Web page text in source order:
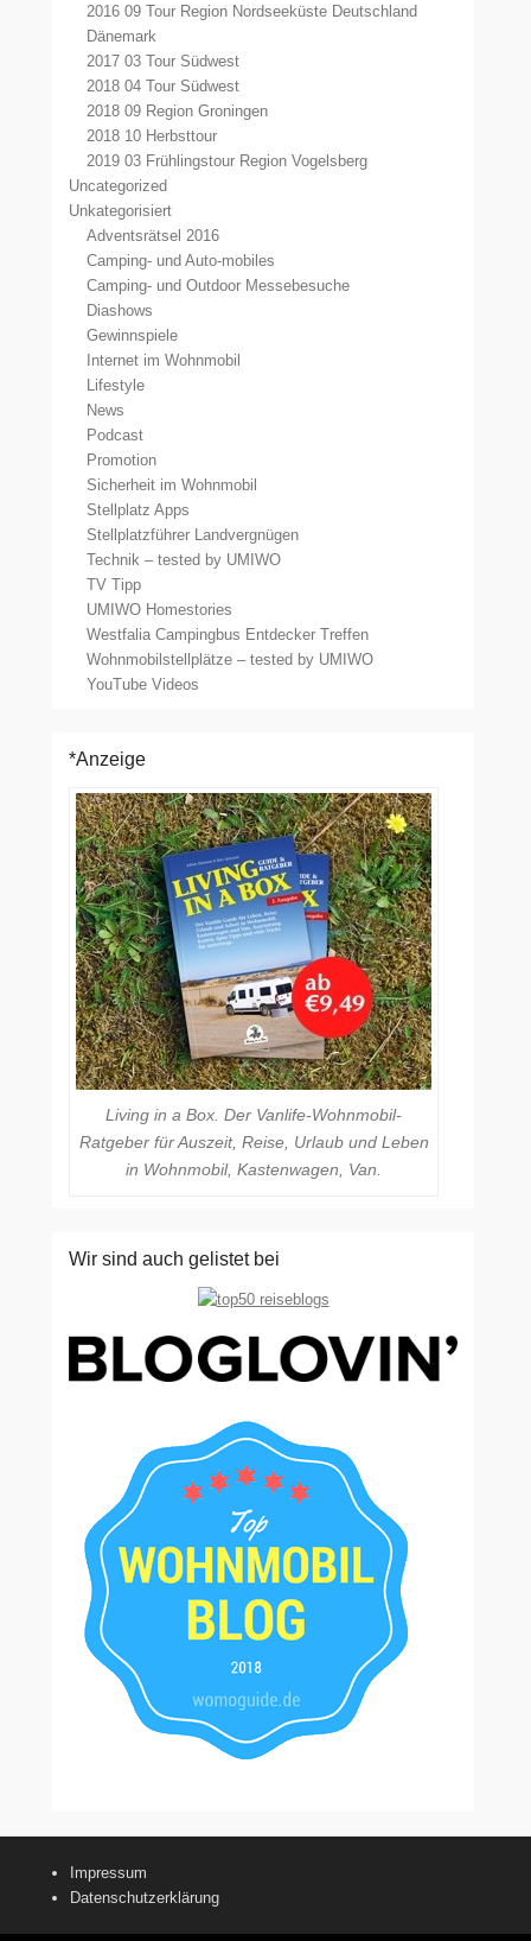
2016 09 Tour Region Nordseeküste Deutschland
Dänemark
2017 03 Tour Südwest
2018 04 Tour Südwest
2018 09 Region Groningen
2018 10 Herbsttour
2019 03 Frühlingstour Region Vogelsberg
Uncategorized
Unkategorisiert
Adventsrätsel 2016
Camping- und Auto-mobiles
Camping- und Outdoor Messebesuche
Diashows
Gewinnspiele
Internet im Wohnmobil
Lifestyle
News
Podcast
Promotion
Sicherheit im Wohnmobil
Stellplatz Apps
Stellplatzführer Landvergnügen
Technik – tested by UMIWO
TV Tipp
UMIWO Homestories
Westfalia Campingbus Entdecker Treffen
Wohnmobilstellplätze – tested by UMIWO
YouTube Videos
*Anzeige
Living in a Box. Der Vanlife-Wohnmobil-
Ratgeber für Auszeit, Reise, Urlaub und Leben
in Wohnmobil, Kastenwagen, Van.
Wir sind auch gelistet bei
Impressum
Datenschutzerklärung